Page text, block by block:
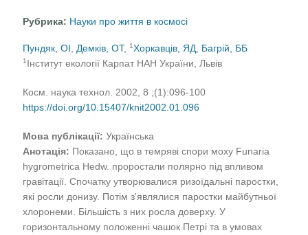
Рубрика: Науки про життя в космосі
Пундяк, ОI Демків, ОТ,1Хоркавців, ЯД Багрій, ББ
1 Інститут екології Карпат НАН України, Львів
Косм. наука технол. 2002, 8 ;(1):096-100
https://doi.org/10.15407/knit2002.01.096
Мова публікації: Українська
Анотація: Показано, що в темряві спори моху Funaria
hygrometrica Hedw. проростали полярно під впливом
гравітації. Спочатку утворювалися ризоїдальні паростки,
які росли донизу. Потім з'являлися паростки майбутньої
хлоронеми. Більшість з них росла доверху. У
горизонтальному положенні чашок Петрі та в умовах